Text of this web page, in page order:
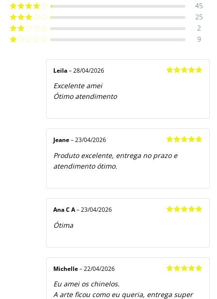
Avaliação5
de 5
Avaliação
4 de 5
45
Avaliação
3 de 5
25
Avaliação
2 de
2
9
Leila – 28/04/2026
Excelente amei
Ótimo atendimento
de 5
Jeane – 23/04/2026
Produto excelente, entrega no prazo e
atendimento ótimo.
Ana C A – 23/04/2026
Ótima
Michelle – 22/04/2026
Eu amei os chinelos.
A arte ficou como eu queria, entrega super